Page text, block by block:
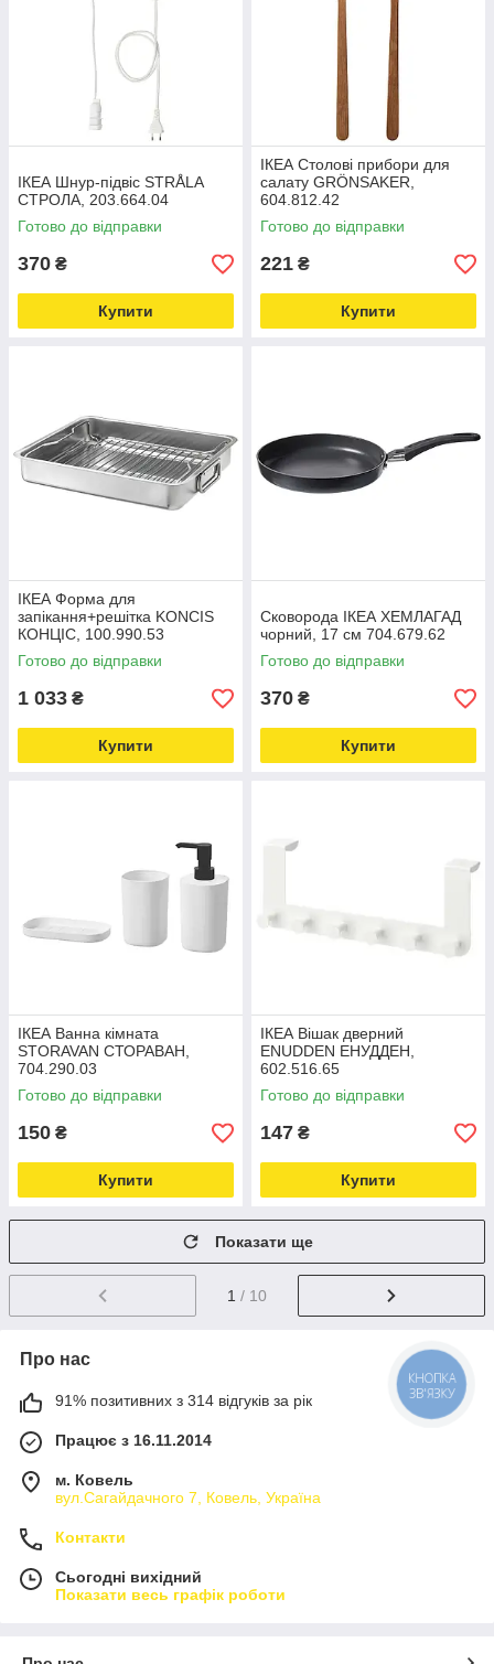
ІКЕА Шнур-підвіс STRÅLA
СТРОЛА, 203.664.04
Готово до відправки
370 ₴
Купити
ІКЕА Столові прибори для
салату GRÖNSAKER,
604.812.42
Готово до відправки
221 ₴
Купити
ІКЕА Форма для
запікання+решітка KONCIS
КОНЦІС, 100.990.53
Готово до відправки
1 033 ₴
Купити
Сковорода ІКЕА ХЕМЛАГАД
чорний, 17 см 704.679.62
Готово до відправки
370 ₴
Купити
ІКЕА Ванна кімната
STORAVAN СТОРАВАН,
704.290.03
Готово до відправки
150 ₴
Купити
ІКЕА Вішак дверний
ENUDDEN ЕНУДДЕН,
602.516.65
Готово до відправки
147 ₴
Купити
Показати ще
1 / 10
Про нас
91% позитивних з 314 відгуків за рік
Працює з 16.11.2014
м. Ковель
вул.Сагайдачного 7, Ковель, Україна
Контакти
Сьогодні вихідний
Показати весь графік роботи
КНОПКА
ЗВ'ЯЗКУ